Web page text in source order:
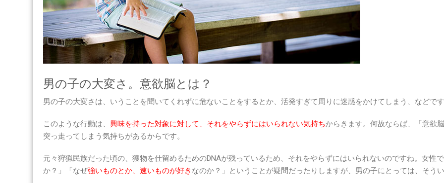
男の子の大変さ。意欲脳とは？
男の子の大変さは、いうことを聞いてくれずに危ないことをするとか、活発すぎて周りに迷惑をかけてしまう、などで
このような行動は、 興味を持った対象に対して、それをやらずにはいられない気持ちからきます。何故ならば、「意欲
突っ走ってしまう気持ちがあるからです。
元々狩猟民族だった頃の、獲物を仕留めるためのDNAが残っているため、それをやらずにはいられないのですね。女性
か？」「なぜ強いものとか、速いものが好き なのか？」ということが疑問だったりしますが、男の子にとっては、そう